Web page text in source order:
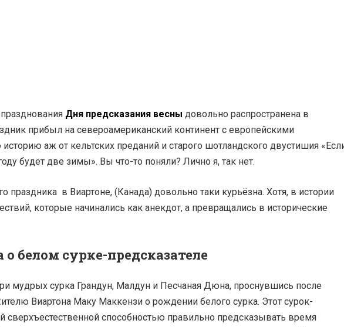
Дня предсказания весны довольно распространена в
прибыл на североамериканский континент с европейскими
аж от кельтских преданий и старого шотландского двустишия
будет две зимы». Вы что-то поняли? Лично я, так нет.
праздника в Виартоне, (Канада) довольно таки курьёзна. Хотя, в истории
которые начинались как анекдот, а превращались в исторические
о белом сурке-предсказателе
мудрых сурка Грандун, Малдун и Песчаная Дюна, проснувшись после
Виартона Маку Маккензи о рождении белого сурка. Этот сурок-
сверхъестественной способностью правильно предсказывать время